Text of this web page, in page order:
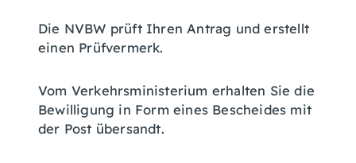
Die NVBW prüft Ihren Antrag und erstellt
einen Prüfvermerk.
Vom Verkehrsministerium erhalten Sie die
Bewilligung in Form eines Bescheides mit
der Post übersandt.